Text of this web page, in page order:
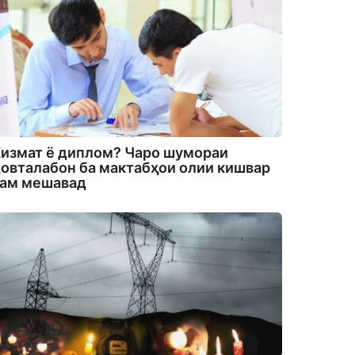
ё диплом? Чаро шумораи
ба мактабҳои олии кишвар
мешавад